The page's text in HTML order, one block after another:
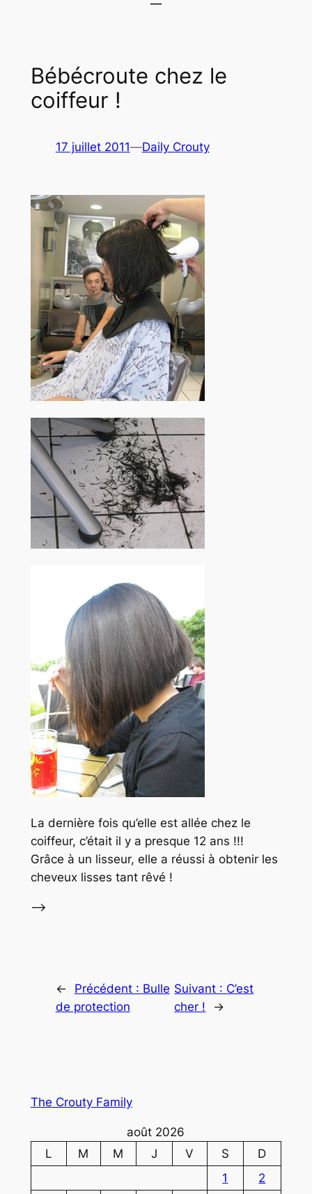
Bébécroute chez le
coiffeur !
17 juillet 2011—Daily Crouty
La dernière fois qu’elle est allée chez le
coiffeur, c’était il y a presque 12 ans !!!
Grâce à un lisseur, elle a réussi à obtenir les
cheveux lisses tant rêvé !
–>
← Précédent : Bulle
de protection
Suivant : C’est
cher !
→
The Crouty Family
août 2026
L
M M J V S
D
1
2